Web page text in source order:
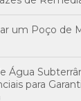
um Poço de
Água
para